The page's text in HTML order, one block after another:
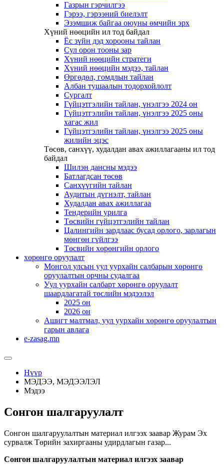
Газрын гэрчилгээ
Гэрээ, гэрээний биелэлт
Эзэмшиж байгаа оюуны өмчийн эрх
Хүний нөөцийн ил тод байдал
Ёс зүйн дэд хорооны тайлан
Сул орон тооны зар
Хүний нөөцийн стратеги
Хүний нөөцийн мэдээ, тайлан
Өргөдөл, гомдлын тайлан
Албан тушаалын тодорхойлолт
Сургалт
Гүйцэтгэлийн тайлан, үнэлгээ 2024 он
Гүйцэтгэлийн тайлан, үнэлгээ 2025 оны
хагас жил
Гүйцэтгэлийн тайлан, үнэлгээ 2025 оны
жилийн эцэс
Төсөв, санхүү, худалдан авах ажиллагааны ил тод
байдал
Шилэн дансны мэдээ
Батлагдсан төсөв
Санхүүгийн тайлан
Аудитын дүгнэлт, тайлан
Худалдан авах ажиллагаа
Тендерийн урилга
Төсвийн гүйцэтгэлийн тайлан
Цалингийн зардлаас бусад орлого, зарлагын
мөнгөн гүйлгээ
Төсвийн хөрөнгийн орлого
хөрөнгө оруулалт
Монгол улсын уул уурхайн салбарын хөрөнгө
оруулалтын орчны судалгаа
Уул уурхайн салбарт хөрөнгө оруулалт
шаардлагатай төслийн мэдээлэл
2025 он
2026 он
Ашигт малтмал, уул уурхайн хөрөнгө оруулалтын
гарын авлага
e-zasag.mn
Нүүр
МЭДЭЭ, МЭДЭЭЛЭЛ
Мэдээ
Сонгон шалгаруулалт
Сонгон шалгаруулалтын материал илгээх заавар Журам Эх
сурвалж Төрийн захиргааны удирдлагын газар...
Сонгон шалгаруулалтын материал илгээх заавар